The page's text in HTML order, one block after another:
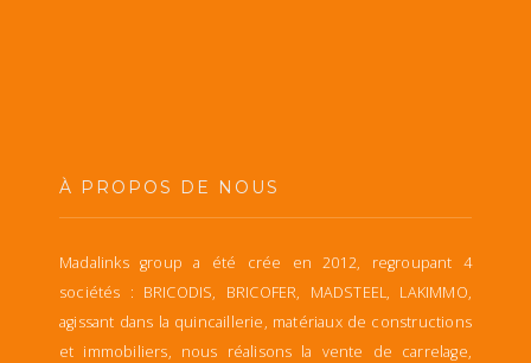
À PROPOS DE NOUS
Madalinks group a été crée en 2012, regroupant 4
sociétés : BRICODIS, BRICOFER, MADSTEEL, LAKIMMO,
agissant dans la quincaillerie, matériaux de constructions
et immobiliers, nous réalisons la vente de carrelage,